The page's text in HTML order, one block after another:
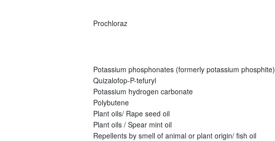
Prochloraz
Potassium phosphonates (formerly potassium phosphite)
Quizalofop-P-tefuryl
Potassium hydrogen carbonate
Polybutene
Plant oils/ Rape seed oil
Plant oils / Spear mint oil
Repellents by smell of animal or plant origin/ fish oil